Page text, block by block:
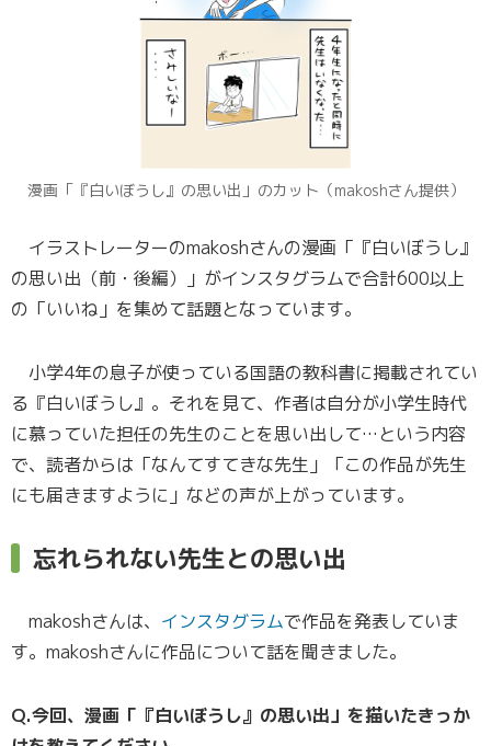
漫画「『白いぼうし』の思い出」のカット（makoshさん提供）
イラストレーターのmakoshさんの漫画「『白いぼうし』
の思い出（前・後編）」がインスタグラムで合計600以上
の「いいね」を集めて話題となっています。
小学4年の息子が使っている国語の教科書に掲載されてい
る『白いぼうし』。それを見て、作者は自分が小学生時代
に慕っていた担任の先生のことを思い出して…という内容
で、読者からは「なんてすてきな先生」「この作品が先生
にも届きますように」などの声が上がっています。
忘れられない先生との思い出
makoshさんは、 インスタグラムで作品を発表していま
す。makoshさんに作品について話を聞きました。
Q.今回、漫画「『白いぼうし』の思い出」を描いたきっか